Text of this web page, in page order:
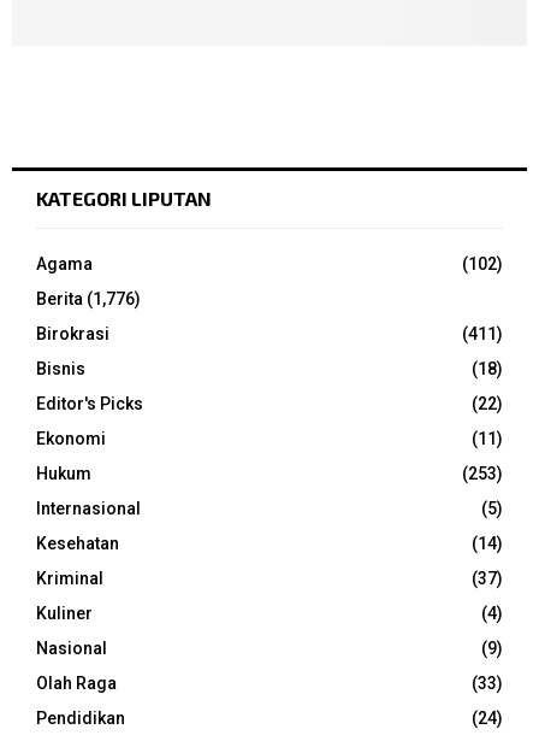
KATEGORI LIPUTAN
Agama
(102)
Berita (1,776)
Birokrasi
(411)
Bisnis
(18)
Editor's Picks
(22)
Ekonomi
(11)
Hukum
(253)
Internasional
(5)
Kesehatan
(14)
Kriminal
(37)
Kuliner
(4)
Nasional
(9)
Olah Raga
(33)
Pendidikan
(24)